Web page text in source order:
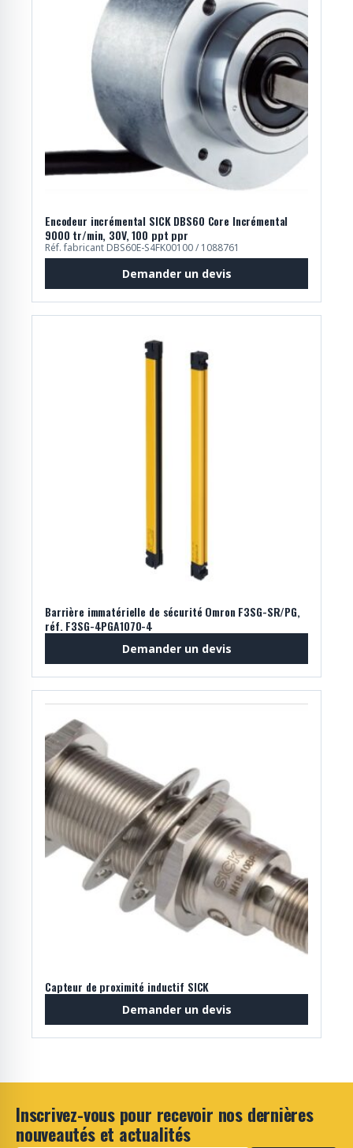
Encodeur incrémental SICK DBS60 Core Incrémental
9000 tr/min, 30V, 100 ppt ppr
Réf. fabricant DBS60E-S4FK00100 / 1088761
Demander un devis
Barrière immatérielle de sécurité Omron F3SG-SR/PG,
réf. F3SG-4PGA1070-4
Demander un devis
Capteur de proximité inductif SICK
Demander un devis
Inscrivez-vous pour recevoir nos dernières
nouveautés et actualités